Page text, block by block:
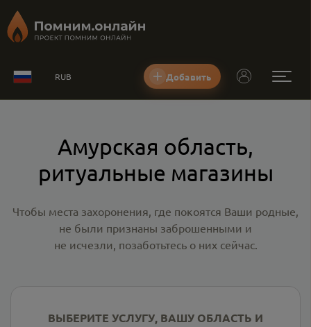
RUB Добавить
Амурская область,
ритуальные магазины
Чтобы места захоронения, где покоятся Ваши родные,
не были признаны заброшенными и
не исчезли, позаботьтесь о них сейчас.
ВЫБЕРИТЕ УСЛУГУ, ВАШУ ОБЛАСТЬ И